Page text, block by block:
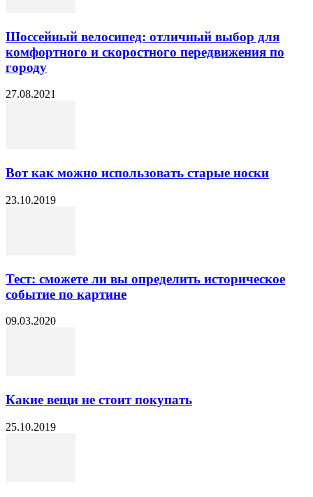
Шоссейный велосипед: отличный выбор для
комфортного и скоростного передвижения по
городу
27.08.2021
Вот как можно использовать старые носки
23.10.2019
Тест: сможете ли вы определить историческое
событие по картине
09.03.2020
Какие вещи не стоит покупать
25.10.2019